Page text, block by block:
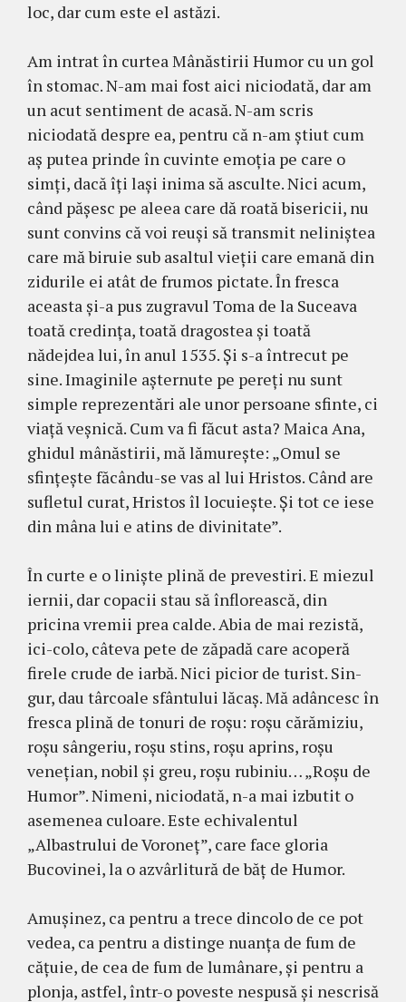
loc, dar cum este el astăzi.
Am intrat în curtea Mânăstirii Humor cu un gol
în stomac. N-am mai fost aici niciodată, dar am
un acut sentiment de acasă. N-am scris
niciodată despre ea, pentru că n-am știut cum
aș putea prinde în cuvinte emoția pe care o
simți, dacă îți lași inima să asculte. Nici acum,
când pășesc pe aleea care dă roată bisericii, nu
sunt convins că voi reuși să trans­mit neliniștea
care mă biruie sub asaltul vieții care emană din
zidurile ei atât de frumos pictate. În fresca
aceasta și-a pus zugravul Toma de la Sucea­va
toată credința, toată dragostea și toată
nădejdea lui, în anul 1535. Și s-a întrecut pe
sine. Imaginile așternute pe pereți nu sunt
simple reprezentări ale unor persoane sfinte, ci
viață veșnică. Cum va fi fă­cut asta? Maica Ana,
ghidul mânăstirii, mă lămu­rește: „Omul se
sfințește făcându-se vas al lui Hris­tos. Când are
sufletul curat, Hristos îl locuiește. Și tot ce iese
din mâna lui e atins de divinitate”.
În curte e o liniște plină de prevestiri. E miezul
iernii, dar copacii stau să înflorească, din
pricina vremii prea calde. Abia de mai rezistă,
ici-colo, câteva pete de zăpadă care acoperă
firele crude de iarbă. Nici picior de turist. Sin­
gur, dau târcoale sfântului lăcaș. Mă adân­cesc în
fresca plină de tonuri de roșu: roșu cărămiziu,
roșu sângeriu, roșu stins, roșu aprins, roșu
venețian, nobil și greu, roșu rubiniu… „Roșu de
Humor”. Nimeni, nicio­dată, n-a mai izbutit o
asemenea cu­loare. Este echivalentul
„Albastrului de Voroneț”, care face gloria
Bucovinei, la o azvârlitură de băț de Humor.
Amușinez, ca pentru a trece dincolo de ce pot
vedea, ca pentru a distinge nuanța de fum de
cățuie, de cea de fum de lu­mâ­nare, și pentru a
plonja, astfel, într-o po­veste nespusă și nescrisă